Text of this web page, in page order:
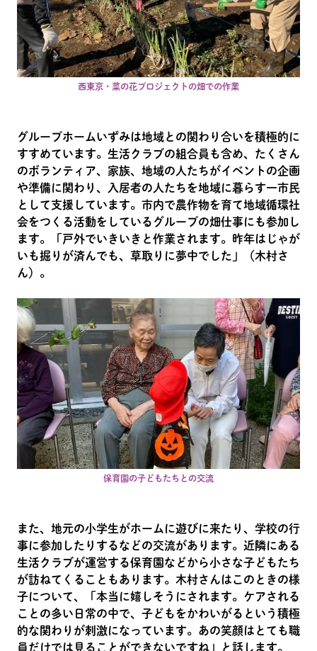
西東京・菜の花プロジェクトの畑での作業
グループホームいずみは地域との関わり合いを積極的に
すすめています。生活クラブの組合員も含め、たくさん
のボランティア、家族、地域の人たちがイベントの企画
や準備に関わり、入居者の人たちを地域に暮らす一市民
として支援しています。市内で農作物を育て地域循環社
会をつくる活動をしているグループの畑仕事にも参加し
ます。「戸外でいきいきと作業されます。昨年はじゃが
いも掘りが済んでも、草取りに夢中でした」（木村さ
ん）。
保育園の子どもたちとの交流
また、地元の小学生がホームに遊びに来たり、学校の行
事に参加したりするなどの交流があります。近隣にある
生活クラブが運営する保育園などから小さな子どもたち
が訪ねてくることもあります。木村さんはこのときの様
子について、「本当に嬉しそうにされます。ケアされる
ことの多い日常の中で、子どもをかわいがるという積極
的な関わりが刺激になっています。あの笑顔はとても職
員だけでは見ることができないですね」と話します。